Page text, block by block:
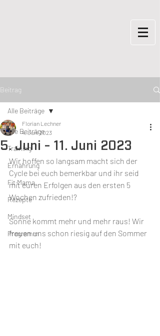
Beitrag
Alle Beiträge
Training
Ernährung
Fit Mama
Rezepte
Mindset
Programm
Alle Beiträge
5. Juni - 11. Juni 2023
Florian Lechner
4. Juni 2023
Wir hoffen so langsam macht sich der
Cycle bei euch bemerkbar und ihr seid
mit euren Erfolgen aus den ersten 5
Wochen zufrieden!?
Sonne kommt mehr und mehr raus! Wir
freuen uns schon riesig auf den Sommer
mit euch!